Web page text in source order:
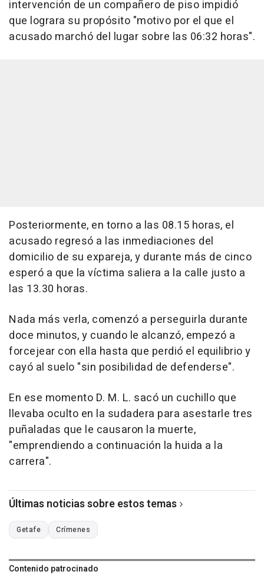
intervención de un compañero de piso impidió
que lograra su propósito "motivo por el que el
acusado marchó del lugar sobre las 06:32 horas".
Posteriormente, en torno a las 08.15 horas, el
acusado regresó a las inmediaciones del
domicilio de su expareja, y durante más de cinco
esperó a que la víctima saliera a la calle justo a
las 13.30 horas.
Nada más verla, comenzó a perseguirla durante
doce minutos, y cuando le alcanzó, empezó a
forcejear con ella hasta que perdió el equilibrio y
cayó al suelo "sin posibilidad de defenderse".
En ese momento D. M. L. sacó un cuchillo que
llevaba oculto en la sudadera para asestarle tres
puñaladas que le causaron la muerte,
"emprendiendo a continuación la huida a la
carrera".
Últimas noticias sobre estos temas
Getafe Crímenes
Contenido patrocinado